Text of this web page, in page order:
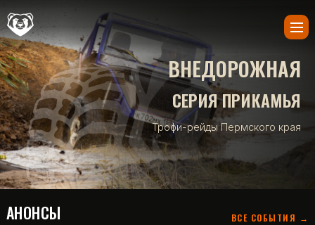
ВНЕДОРОЖНАЯ
СЕРИЯ ПРИКАМЬЯ
Трофи-рейды Пермского края
АНОНСЫ ВСЕ СОБЫТИЯ →